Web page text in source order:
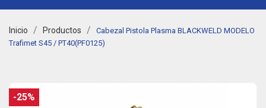
Inicio Productos
Cabezal Pistola Plasma BLACKWELD MODELO
Trafimet S45 / PT40(PF0125)
-25%